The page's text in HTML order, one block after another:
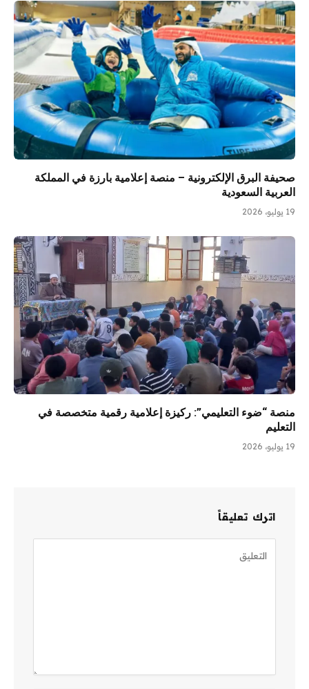
صحيفة البرق الإلكترونية – منصة إعلامية بارزة في المملكة
العربية السعودية
19 يوليو، 2026
منصة “ضوء التعليمي”: ركيزة إعلامية رقمية متخصصة في
التعليم
19 يوليو، 2026
اترك تعليقاً